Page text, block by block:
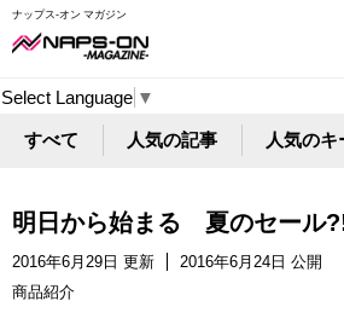
ナップス-オン マガジン
Select Language ▼
すべて 人気の記事 人気のキ
明日から始まる 夏のセール
2016年6月29日 更新
2016年6月24日 公開
商品紹介